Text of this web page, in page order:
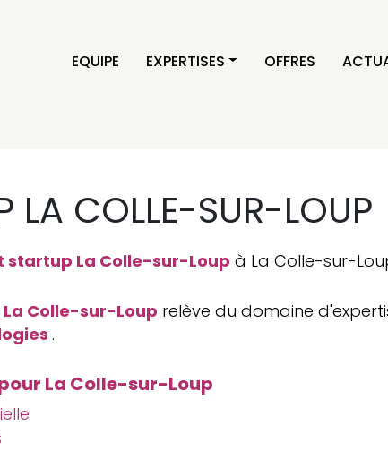
EQUIPE EXPERTISES OFFRES
LA COLLE-SUR-LOUP
startup La Colle-sur-Loup à La Colle-sur-
Colle-sur-Loup relève du domaine
.
La Colle-sur-Loup